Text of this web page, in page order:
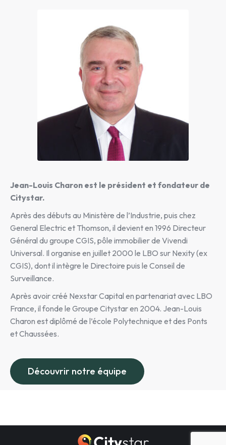
Jean-Louis Charon est le président et fondateur de
Citystar.
Après des débuts au Ministère de l’Industrie, puis chez
General Electric et Thomson, il devient en 1996 Directeur
Général du groupe CGIS, pôle immobilier de Vivendi
Universal. Il organise en juillet 2000 le LBO sur Nexity (ex
CGIS), dont il intègre le Directoire puis le Conseil de
Surveillance.
Après avoir créé Nexstar Capital en partenariat avec LBO
France, il fonde le Groupe Citystar en 2004. Jean-Louis
Charon est diplômé de l’école Polytechnique et des Ponts
et Chaussées.
Découvrir notre équipe